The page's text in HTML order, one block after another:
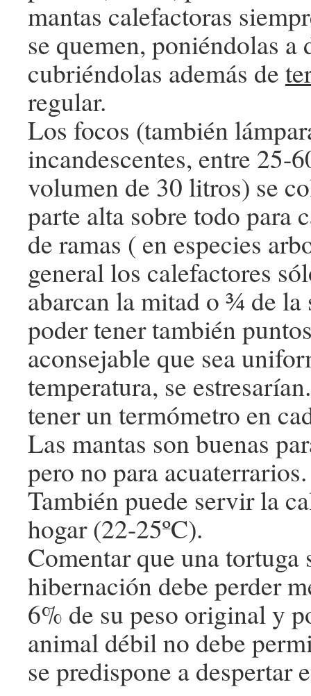
mantas calefactoras
se quemen, poniéndolas a
cubriéndolas además de
regular.
Los focos (también
incandescentes, entre 25-
volumen de 30 litros) se
parte alta sobre todo para
de ramas ( en especies
general los calefactores
abarcan la mitad o ¾ de la
poder tener también
aconsejable que sea
temperatura, se
tener un termómetro en
Las mantas son buenas
pero no para acuaterrarios.
También puede servir la
hogar (22-25ºC).
Comentar que una tortuga
hibernación debe perder
6% de su peso original y
animal débil no debe
se predispone a despertar